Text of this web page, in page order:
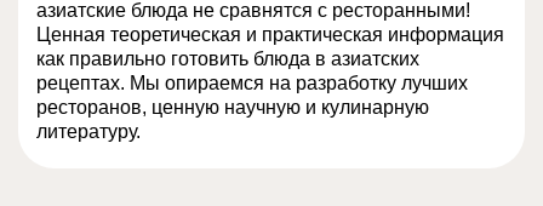
азиатские блюда не сравнятся с ресторанными!
Ценная теоретическая и практическая информация
как правильно готовить блюда в азиатских
рецептах. Мы опираемся на разработку лучших
ресторанов, ценную научную и кулинарную
литературу.